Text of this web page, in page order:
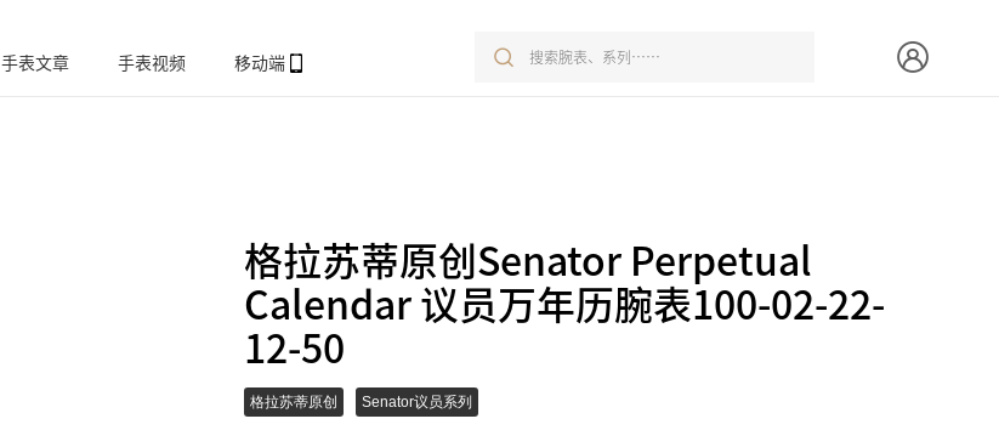
手表文章 手表视频 移动端
格拉苏蒂原创Senator Perpetual
Calendar 议员万年历腕表100-02-22-
12-50
格拉苏蒂原创 Senator议员系列